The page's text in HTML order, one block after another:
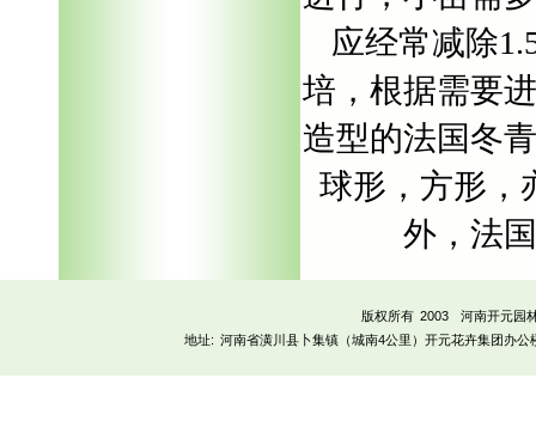
应经常减除
培，根据需要
造型的法国冬
球形，方形，
外，法
版权所有 2003 河南开元园
地址: 河南省潢川县卜集镇（城南4公里）开元花卉集团办公